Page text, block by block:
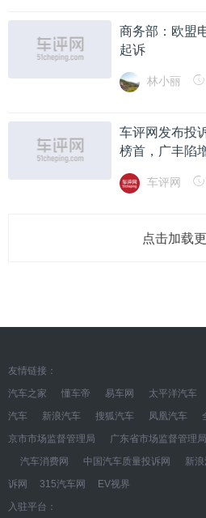
商务部：欧盟
起诉
林小丽
车评网发布投
榜首，广丰陷
车评网
点击加载
友情链接：
汽车之家
懂车帝 易车网 太平洋汽车
汽车
新浪汽车 搜狐汽车 凤凰汽车
京市市场监督管理局
广东省市场监督管理局
汽车消费网
中国汽车质量投诉网 新
诉网
315汽车网
EV视界
入驻平台：